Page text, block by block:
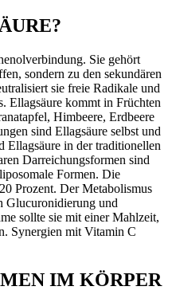
Sie gehört
sondern zu den sekundären
sie freie Radikale und
Ellagsäure kommt in Früchten
Himbeere, Erdbeere
sind Ellagsäure selbst und
Ellagsäure in der traditionellen
Darreichungsformen sind
Formen. Die
Prozent. Der Metabolismus
Glucuronidierung und
sollte sie mit einer Mahlzeit,
Synergien mit Vitamin C
IM KÖRPER